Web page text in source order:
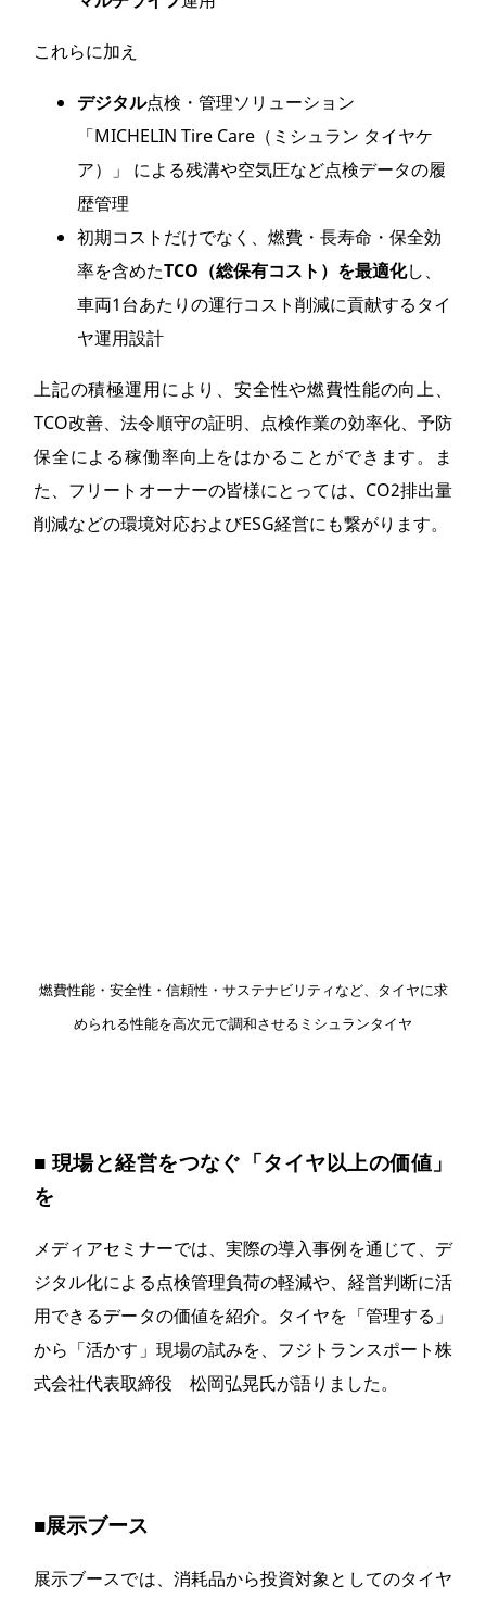
これらに加え
デジタル点検・管理ソリューション
「MICHELIN Tire Care（ミシュラン タイヤケ
ア）」 による残溝や空気圧など点検データの履
歴管理
初期コストだけでなく、燃費・長寿命・保全効
率を含めたTCO（総保有コスト）を最適化し、
車両1台あたりの運行コスト削減に貢献するタイ
ヤ運用設計
上記の積極運用により、安全性や燃費性能の向上、
TCO改善、法令順守の証明、点検作業の効率化、予防
保全による稼働率向上をはかることができます。ま
た、フリートオーナーの皆様にとっては、CO2排出量
削減などの環境対応およびESG経営にも繋がります。
燃費性能・安全性・信頼性・サステナビリティなど、タイヤに求
められる性能を高次元で調和させるミシュランタイヤ
■ 現場と経営をつなぐ「タイヤ以上の価値」
を
メディアセミナーでは、実際の導入事例を通じて、デ
ジタル化による点検管理負荷の軽減や、経営判断に活
用できるデータの価値を紹介。タイヤを「管理する」
から「活かす」現場の試みを、フジトランスポート株
式会社代表取締役 松岡弘晃氏が語りました。
■展示ブース
展示ブースでは、消耗品から投資対象としてのタイヤ